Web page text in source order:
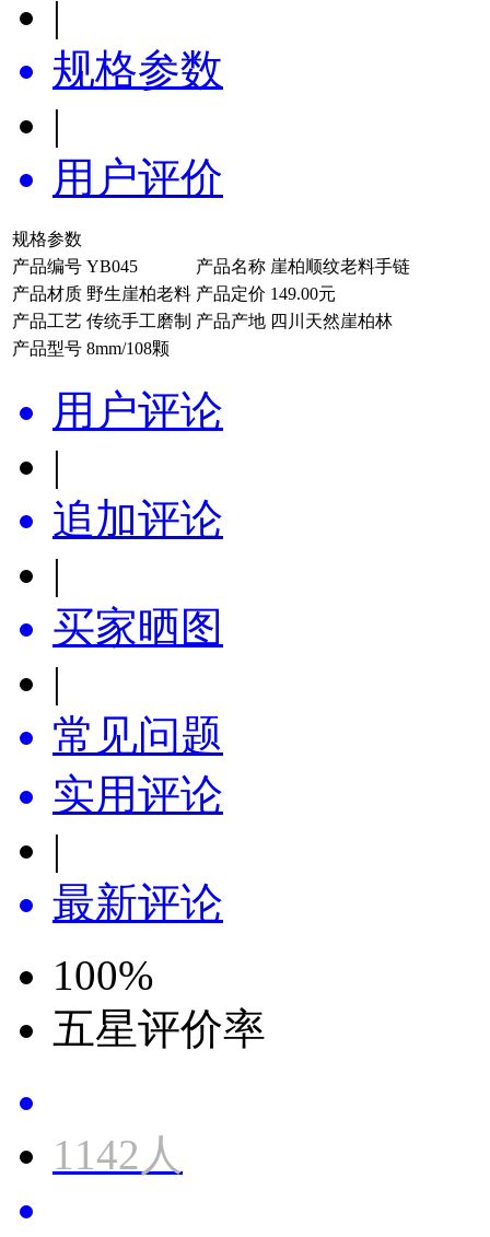
|
规格参数
|
用户评价
规格参数
产品编号 YB045 产品名称 崖柏顺纹老料手链
产品材质 野生崖柏老料 产品定价 149.00元
产品工艺 传统手工磨制 产品产地 四川天然崖柏林
产品型号 8mm/108颗
用户评论
|
追加评论
|
买家晒图
|
常见问题
实用评论
|
最新评论
100%
五星评价率
1142人